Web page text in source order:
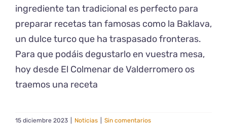
ingrediente tan tradicional es perfecto para
preparar recetas tan famosas como la Baklava,
un dulce turco que ha traspasado fronteras.
Para que podáis degustarlo en vuestra mesa,
hoy desde El Colmenar de Valderromero os
traemos una receta
15 diciembre 2023 Noticias
Sin comentarios